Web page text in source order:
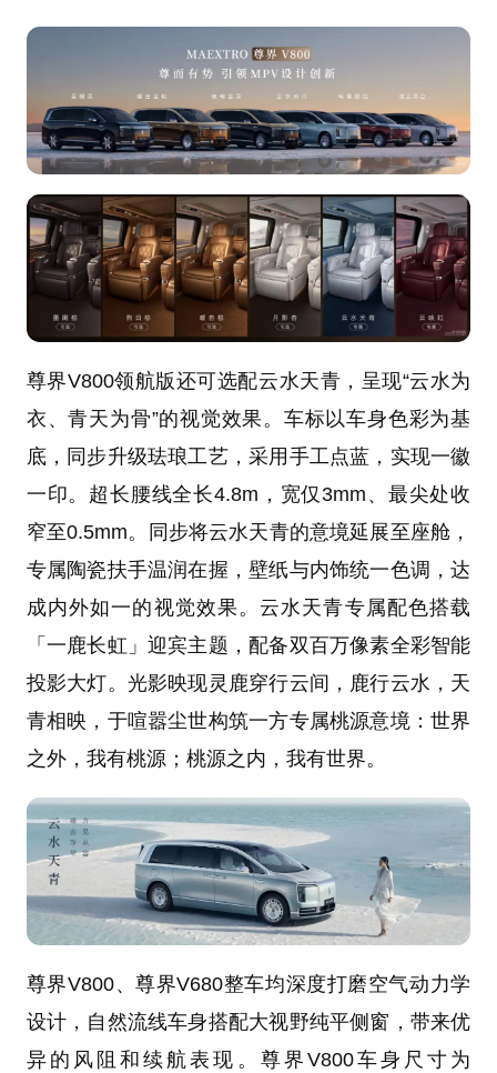
尊界V800领航版还可选配云水天青，呈现“云水为
衣、青天为骨”的视觉效果。车标以车身色彩为基
底，同步升级珐琅工艺，采用手工点蓝，实现一徽
一印。超长腰线全长4.8m，宽仅3mm、最尖处收
窄至0.5mm。同步将云水天青的意境延展至座舱，
专属陶瓷扶手温润在握，壁纸与内饰统一色调，达
成内外如一的视觉效果。云水天青专属配色搭载
「一鹿长虹」迎宾主题，配备双百万像素全彩智能
投影大灯。光影映现灵鹿穿行云间，鹿行云水，天
青相映，于喧嚣尘世构筑一方专属桃源意境：世界
之外，我有桃源；桃源之内，我有世界。
尊界V800、尊界V680整车均深度打磨空气动力学
设计，自然流线车身搭配大视野纯平侧窗，带来优
异的风阻和续航表现。尊界V800车身尺寸为